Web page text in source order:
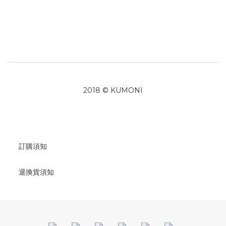
2018 © KUMONI
訂購須知
退換貨須知